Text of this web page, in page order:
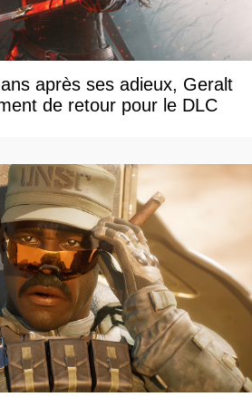
après ses adieux, Geralt
de retour pour le DLC